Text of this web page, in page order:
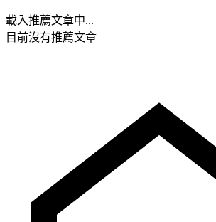
載入推薦文章中...
目前沒有推薦文章